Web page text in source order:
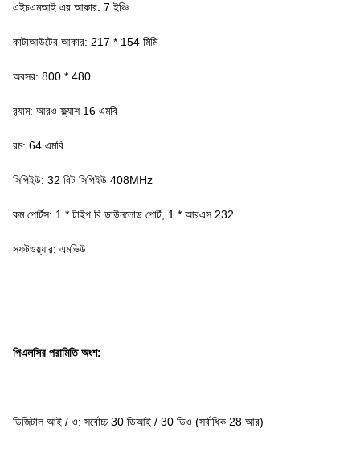
এইচএমআই এর আকার: 7 ইঞ্চি
কাটাআউটের আকার: 217 * 154 মিমি
অবসর: 800 * 480
র‌্যাম: আরও ফ্ল্যাশ 16 এমবি
রম: 64 এমবি
সিপিইউ: 32 বিট সিপিইউ 408MHz
কম পোর্টস: 1 * টাইপ বি ডাউনলোড পোর্ট, 1 * আরএস 232
সফটওয়্যার: এমভিউ
পিএলসির পরামিতি অংশ:
ডিজিটাল আই / ও: সর্বোচ্চ 30 ডিআই / 30 ডিও (সর্বাধিক 28 আর)